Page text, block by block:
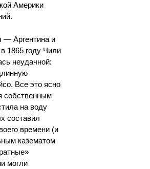
Америки
— Аргентина и
1865 году Чили
неудачной:
Все это ясно
собственным
на воду
составил
времени (и
казематом
могли